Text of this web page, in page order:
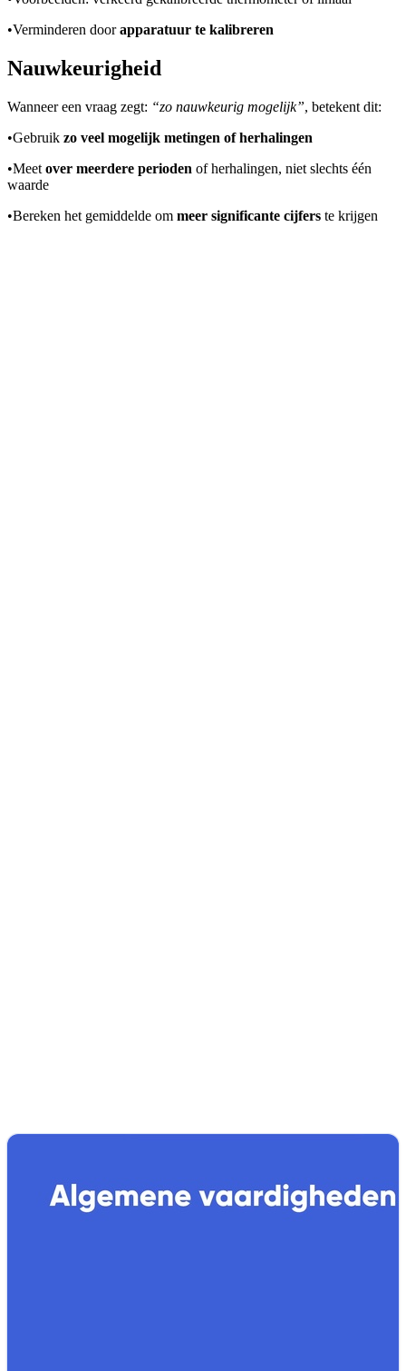
•Verminderen doorapparatuur te kalibreren
Nauwkeurigheid
Wanneer een vraag zegt: “zo nauwkeurig mogelijk”, betekent dit:
•Gebruik zo veel mogelijk metingen of herhalingen
•Meet over meerdere perioden of herhalingen, niet slechts één
waarde
•Bereken het gemiddelde om meer significante cijfers te krijgen